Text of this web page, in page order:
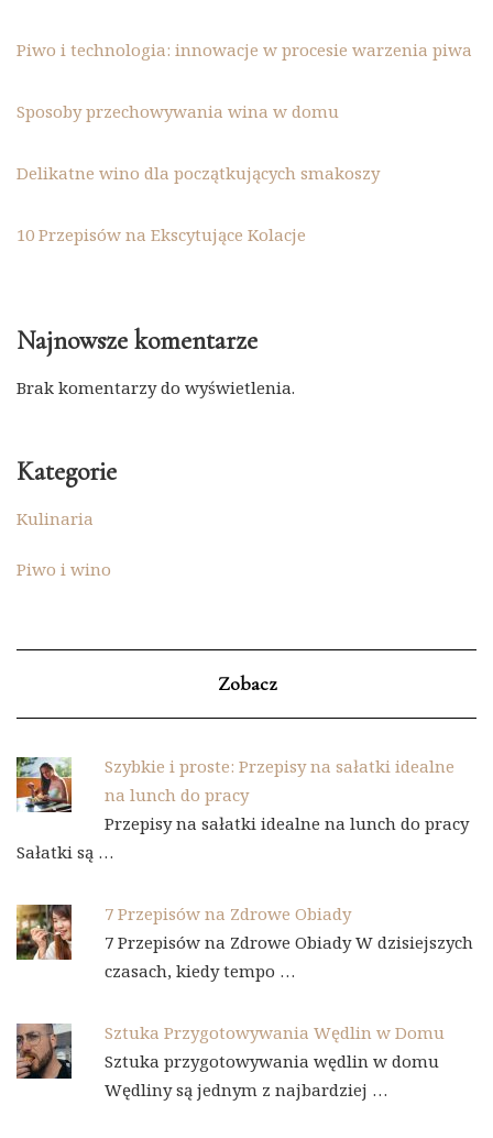
Piwo i technologia: innowacje w procesie warzenia piwa
Sposoby przechowywania wina w domu
Delikatne wino dla początkujących smakoszy
10 Przepisów na Ekscytujące Kolacje
Najnowsze komentarze
Brak komentarzy do wyświetlenia.
Kategorie
Kulinaria
Piwo i wino
Zobacz
Szybkie i proste: Przepisy na sałatki idealne
na lunch do pracy
Przepisy na sałatki idealne na lunch do pracy
Sałatki są …
7 Przepisów na Zdrowe Obiady
7 Przepisów na Zdrowe Obiady W dzisiejszych
czasach, kiedy tempo …
Sztuka Przygotowywania Wędlin w Domu
Sztuka przygotowywania wędlin w domu
Wędliny są jednym z najbardziej …